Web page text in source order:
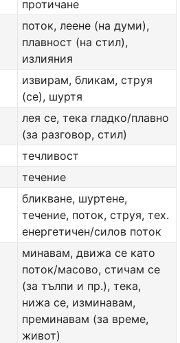
протичане
поток, леене (на думи),
плавност (на стил),
излияния
извирам, бликам, струя
(се), шуртя
лея се, тека гладко/плавно
(за разговор, стил)
течливост
течение
бликване, шуртене,
течение, поток, струя, тех.
енергетичен/силов поток
минавам, движа се като
поток/масово, стичам се
(за тълпи и пр.), тека,
нижа се, изминавам,
преминавам (за време,
живот)